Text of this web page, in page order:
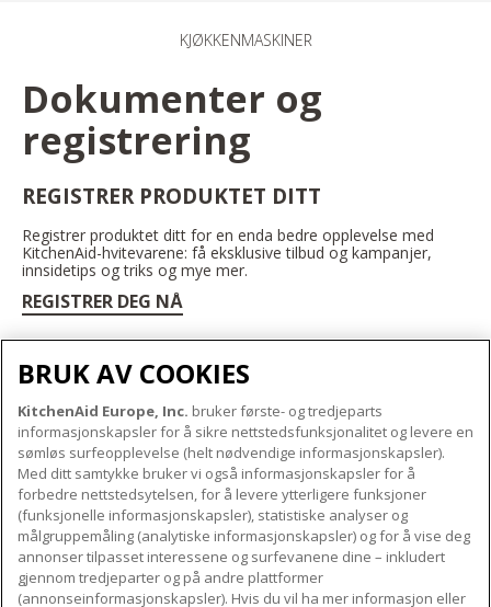
KJØKKENMASKINER
Dokumenter og
registrering
REGISTRER PRODUKTET DITT
Registrer produktet ditt for en enda bedre opplevelse med
KitchenAid-hvitevarene: få eksklusive tilbud og kampanjer,
innsidetips og triks og mye mer.
REGISTRER DEG NÅ
OM KITCHENAID
Merkets kjerne
Merkehistorie
ODR
VÅRE PRODUKTER
Små apparater
Produkttilbehør
KUNDESERVICE
Finn et servicesenter nær deg
Garanti og dokumenter
FØLG OSS
BRUK AV COOKIES
KitchenAid Europe, Inc. bruker første- og tredjeparts
informasjonskapsler for å sikre nettstedsfunksjonalitet og levere en
sømløs surfeopplevelse (helt nødvendige informasjonskapsler).
Med ditt samtykke bruker vi også informasjonskapsler for å
forbedre nettstedsytelsen, for å levere ytterligere funksjoner
(funksjonelle informasjonskapsler), statistiske analyser og
målgruppemåling (analytiske informasjonskapsler) og for å vise deg
annonser tilpasset interessene og surfevanene dine – inkludert
gjennom tredjeparter og på andre plattformer
(annonseinformasjonskapsler). Hvis du vil ha mer informasjon eller